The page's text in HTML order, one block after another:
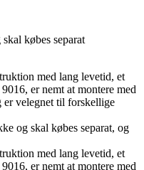
købes separat
med lang levetid, et
er nemt at montere med
er velegnet til forskellige
og skal købes separat, og
med lang levetid, et
er nemt at montere med